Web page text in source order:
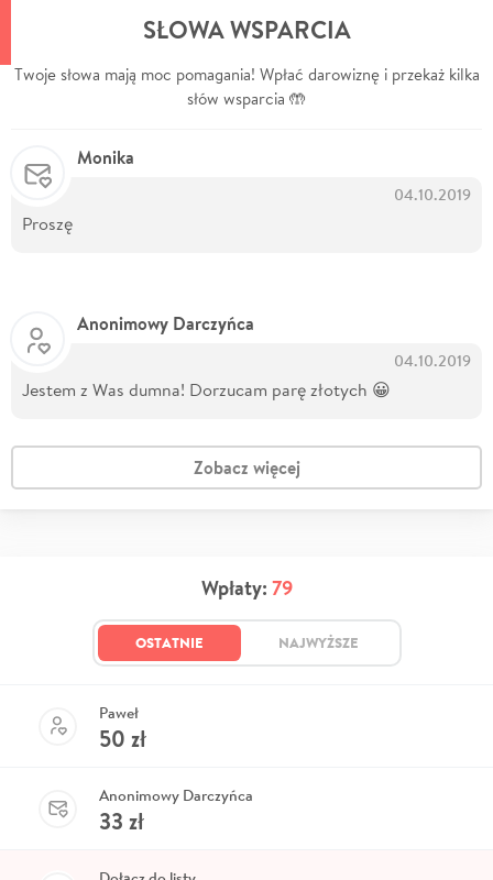
SŁOWA WSPARCIA
Twoje słowa mają moc pomagania! Wpłać darowiznę i przekaż kilka
słów wsparcia 🤲
Monika
04.10.2019
Proszę
Anonimowy Darczyńca
04.10.2019
Jestem z Was dumna! Dorzucam parę złotych 😀
Zobacz więcej
Wpłaty: 79
OSTATNIE NAJWYŻSZE
Paweł
50 zł
Anonimowy Darczyńca
33 zł